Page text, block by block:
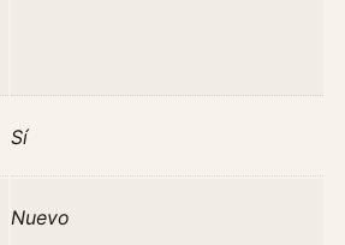
Sí
Nuevo